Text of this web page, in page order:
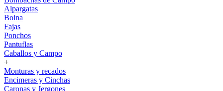
Alpargatas
Boina
Fajas
Ponchos
Pantuflas
Caballos y Campo
+
Monturas y recados
Encimeras y Cinchas
Caronas y Jergones